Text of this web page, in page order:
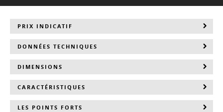
PRIX INDICATIF
DONNÉES TECHNIQUES
DIMENSIONS
CARACTÉRISTIQUES
LES POINTS FORTS